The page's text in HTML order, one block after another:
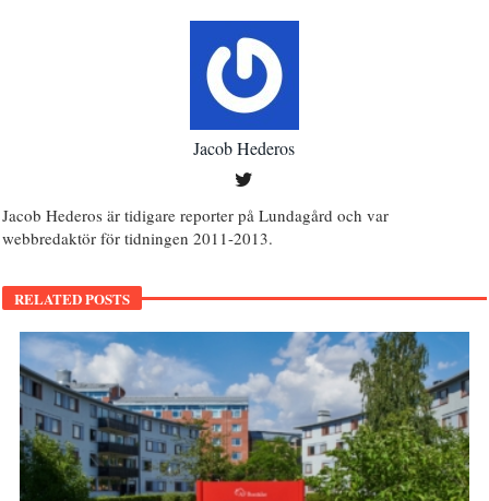
Jacob Hederos
Jacob Hederos är tidigare reporter på Lundagård och var
webbredaktör för tidningen 2011-2013.
RELATED POSTS